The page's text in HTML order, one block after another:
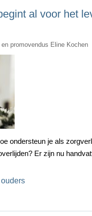
al voor het
promovendus Eline Kochen
ondersteun je als
Er zijn nu